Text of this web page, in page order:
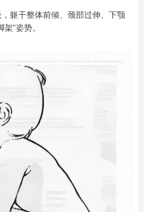
躯干整体前倾、颈部过伸、下颚
”姿势。